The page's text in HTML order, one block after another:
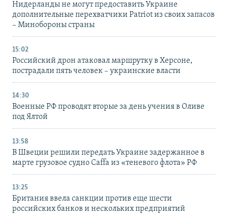
Нидерланды не могут предоставить Украине
дополнительные перехватчики Patriot из своих запасов
– Минобороны страны
15:02
Российский дрон атаковал маршрутку в Херсоне,
пострадали пять человек – украинские власти
14:30
Военные РФ проводят вторые за день учения в Оливе
под Ялтой
13:58
В Швеции решили передать Украине задержанное в
марте грузовое судно Caffa из «теневого флота» РФ
13:25
Британия ввела санкции против еще шести
российских банков и нескольких предприятий